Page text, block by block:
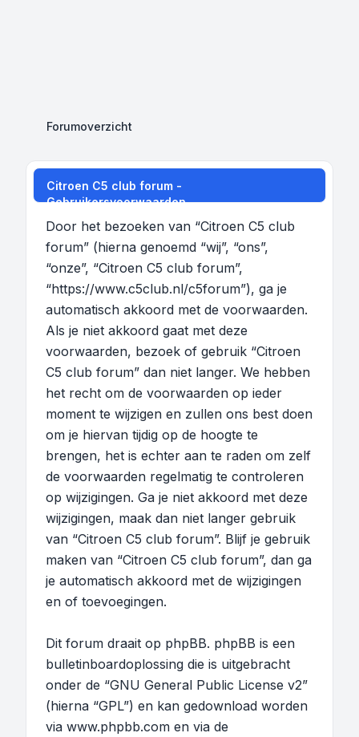
Forumoverzicht
Citroen C5 club forum -
Gebruikersvoorwaarden
Door het bezoeken van “Citroen C5 club
forum” (hierna genoemd “wij”, “ons”,
“onze”, “Citroen C5 club forum”,
“https://www.c5club.nl/c5forum”), ga je
automatisch akkoord met de voorwaarden.
Als je niet akkoord gaat met deze
voorwaarden, bezoek of gebruik “Citroen
C5 club forum” dan niet langer. We hebben
het recht om de voorwaarden op ieder
moment te wijzigen en zullen ons best doen
om je hiervan tijdig op de hoogte te
brengen, het is echter aan te raden om zelf
de voorwaarden regelmatig te controleren
op wijzigingen. Ga je niet akkoord met deze
wijzigingen, maak dan niet langer gebruik
van “Citroen C5 club forum”. Blijf je gebruik
maken van “Citroen C5 club forum”, dan ga
je automatisch akkoord met de wijzigingen
en of toevoegingen.
Dit forum draait op phpBB. phpBB is een
bulletinboardoplossing die is uitgebracht
onder de “GNU General Public License v2”
(hierna “GPL”) en kan gedownload worden
via www.phpbb.com en via de